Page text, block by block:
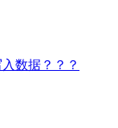
数据？？？